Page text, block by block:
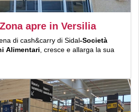
apre in Versilia
di cash&carry di Sidal-Società
Alimentari, cresce e allarga la sua